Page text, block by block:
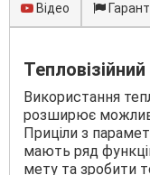
Відео
Використання
розширює
Приціли з
мають ряд
мету та зробити